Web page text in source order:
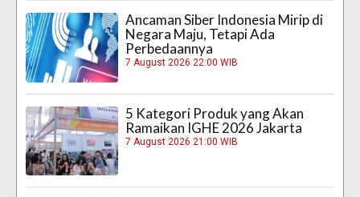
Ancaman Siber Indonesia Mirip di
Negara Maju, Tetapi Ada
Perbedaannya
7 August 2026 22:00 WIB
5 Kategori Produk yang Akan
Ramaikan IGHE 2026 Jakarta
7 August 2026 21:00 WIB